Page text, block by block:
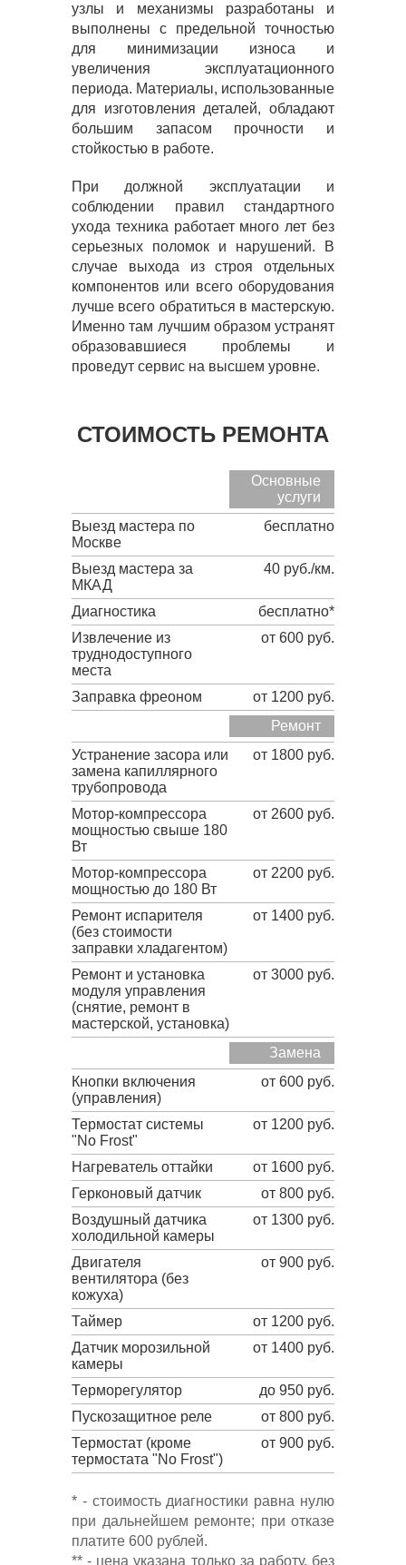
узлы и механизмы разработаны и
выполнены с предельной точностью
для минимизации износа и
увеличения эксплуатационного
периода. Материалы, использованные
для изготовления деталей, обладают
большим запасом прочности и
стойкостью в работе.
При должной эксплуатации и
соблюдении правил стандартного
ухода техника работает много лет без
серьезных поломок и нарушений. В
случае выхода из строя отдельных
компонентов или всего оборудования
лучше всего обратиться в мастерскую.
Именно там лучшим образом устранят
образовавшиеся проблемы и
проведут сервис на высшем уровне.
СТОИМОСТЬ РЕМОНТА
Основные
услуги
Выезд мастера по
Москве
бесплатно
Выезд мастера за
МКАД
40 руб./км.
Диагностика
бесплатно*
Извлечение из
труднодоступного
места
от 600 руб.
Заправка фреоном
от 1200 руб.
Ремонт
Устранение засора или
замена капиллярного
трубопровода
от 1800 руб.
Мотор-компрессора
мощностью свыше 180
Вт
от 2600 руб.
Мотор-компрессора
мощностью до 180 Вт
от 2200 руб.
Ремонт испарителя
(без стоимости
заправки хладагентом)
от 1400 руб.
Ремонт и установка
модуля управления
(снятие, ремонт в
мастерской, установка)
от 3000 руб.
Замена
Кнопки включения
(управления)
от 600 руб.
Термостат системы
"No Frost"
от 1200 руб.
Нагреватель оттайки
от 1600 руб.
Герконовый датчик
от 800 руб.
Воздушный датчика
холодильной камеры
от 1300 руб.
Двигателя
вентилятора (без
кожуха)
от 900 руб.
Таймер
от 1200 руб.
Датчик морозильной
камеры
от 1400 руб.
Терморегулятор
до 950 руб.
Пускозащитное реле
от 800 руб.
Термостат (кроме
термостата "No Frost")
от 900 руб.
* - стоимость диагностики равна нулю
при дальнейшем ремонте; при отказе
платите 600 рублей.
** - цена указана только за работу, без